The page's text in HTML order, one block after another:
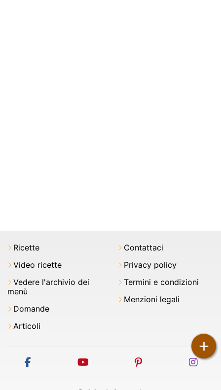
+
Ricette
Video ricette
Vedere l'archivio dei
menù
Domande
Articoli
Contattaci
Privacy policy
Termini e condizioni
Menzioni legali
facebook youtube pinterest